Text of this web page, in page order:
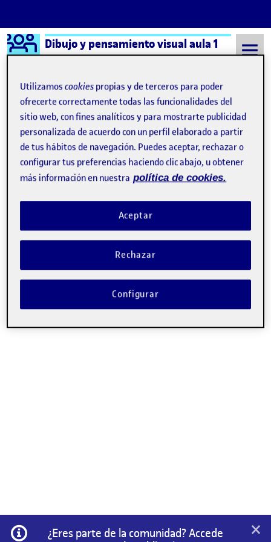
Saltar al contenido
Logo Ágora
Dibujo y pensamiento visual aula 1
Semestre 20211 - Aula 1 Comparte tu trabajo
Comparte tu trabajo
Corriendo con un reloj inteligente
Publicado por
Gabriella de Jesús Figueredo Fuentes
Fecha de publicación6 diciembre, 2021 10:54 pm
-comentario
Comparte tu trabajo. 3. Mapear un servicio: descubriendo ideas
…
Información
¿Eres parte de la comunidad? Accede
×
Utilizamoscookies propias y de terceros para poder
ofrecerte correctamente todas las funcionalidades del
sitio web, con fines analíticos y para mostrarte publicidad
personalizada de acuerdo con un perfil elaborado a partir
de tus hábitos de navegación. Puedes aceptar, rechazar o
configurar tus preferencias haciendo clic abajo, u obtener
más información en nuestra política de cookies.
Rechazar
Aceptar
Configurar